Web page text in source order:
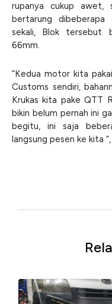
rupanya cukup awet,
bertarung
sekali, Blok tersebut
66mm.
“Kedua motor kita
Customs sendiri,
Krukas kita pake QTT
bikin belum pernah ini
begitu, ini saja
langsung pesen ke kita